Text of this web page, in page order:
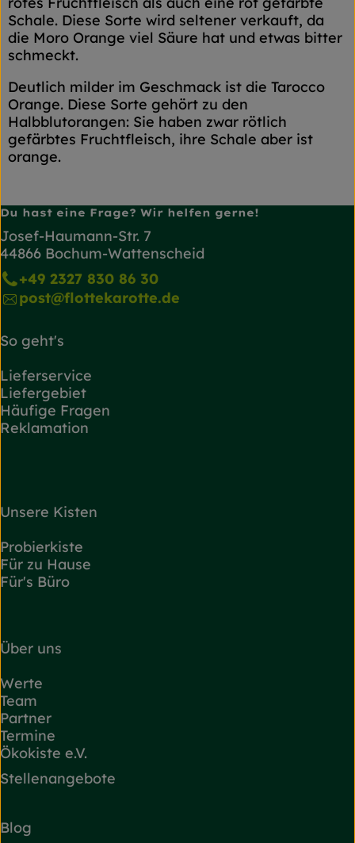
Schale. Diese Sorte wird seltener verkauft, da
die Moro Orange viel Säure hat und etwas bitter
schmeckt.
Deutlich milder im Geschmack ist die Tarocco
Orange. Diese Sorte gehört zu den
Halbblutorangen: Sie haben zwar rötlich
gefärbtes Fruchtfleisch, ihre Schale aber ist
orange.
Du hast eine Frage? Wir helfen gerne!
Josef-Haumann-Str. 7
44866 Bochum-Wattenscheid
+49 2327 830 86 30
post@flottekarotte.de
So geht's
Lieferservice
Liefergebiet
Häufige Fragen
Reklamation
Unsere Kisten
Probierkiste
Für zu Hause
Für's Büro
Über uns
Werte
Team
Partner
Termine
Ökokiste e.V.
Stellenangebote
Blog